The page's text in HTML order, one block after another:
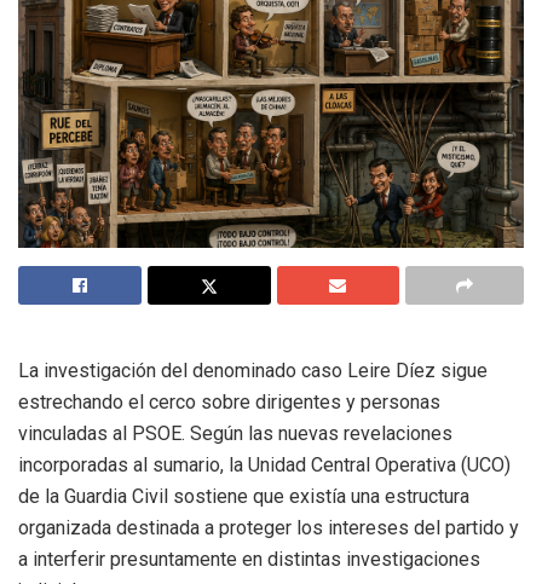
La investigación del denominado caso Leire Díez sigue
estrechando el cerco sobre dirigentes y personas
vinculadas al PSOE. Según las nuevas revelaciones
incorporadas al sumario, la Unidad Central Operativa (UCO)
de la Guardia Civil sostiene que existía una estructura
organizada destinada a proteger los intereses del partido y
a interferir presuntamente en distintas investigaciones